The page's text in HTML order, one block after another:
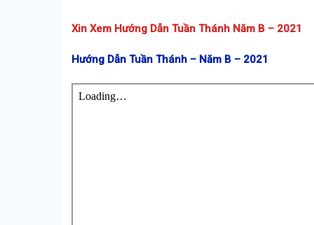
Xin Xem Hướng Dẫn Tuần Thánh Năm B – 2021
Hướng Dẫn Tuần Thánh – Năm B – 2021